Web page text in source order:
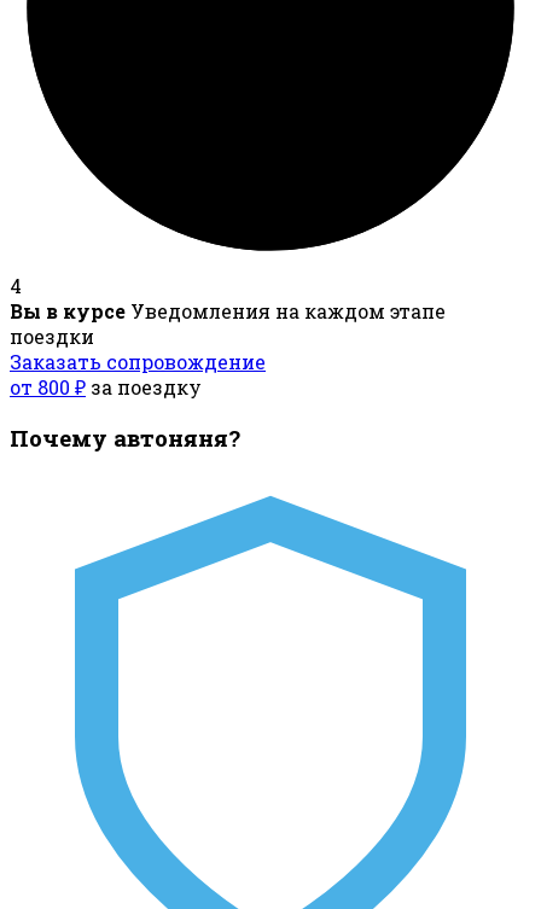
4
Вы в курсе Уведомления на каждом этапе
поездки
Заказать сопровождение
от 800 ₽ за поездку
Почему автоняня?